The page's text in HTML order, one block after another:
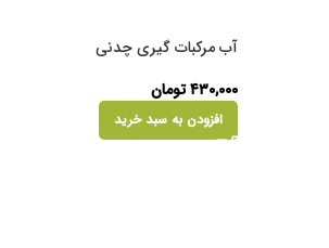
آب مرکبات گیری چدنی
۴۳۰,۰۰۰تومان
افزودن به سبد خرید